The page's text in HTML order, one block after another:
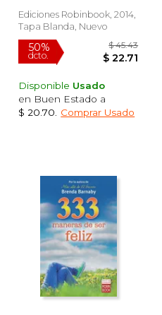
Ediciones Robinbook, 2014,
Tapa Blanda, Nuevo
50%
Disponible Usado
en Buen Estado a
$ 20.70
Comprar Usado